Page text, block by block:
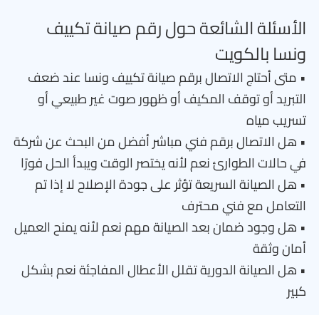
الأسئلة الشائعة حول رقم صيانة تكييف
ونسا بالكويت
• متى أحتاج الاتصال برقم صيانة تكييف ونسا عند ضعف
التبريد أو توقف المكيف أو ظهور صوت غير طبيعي أو
تسريب مياه
• هل الاتصال برقم فني مباشر أفضل من البحث عن شركة
في حالات الطوارئ نعم لأنه يختصر الوقت ويبدأ الحل فورًا
• هل الصيانة السريعة تؤثر على جودة الإصلاح لا إذا تم
التعامل مع فني محترف
• هل وجود ضمان بعد الصيانة مهم نعم لأنه يمنح العميل
أمان وثقة
• هل الصيانة الدورية تقلل الأعطال المفاجئة نعم بشكل
كبير